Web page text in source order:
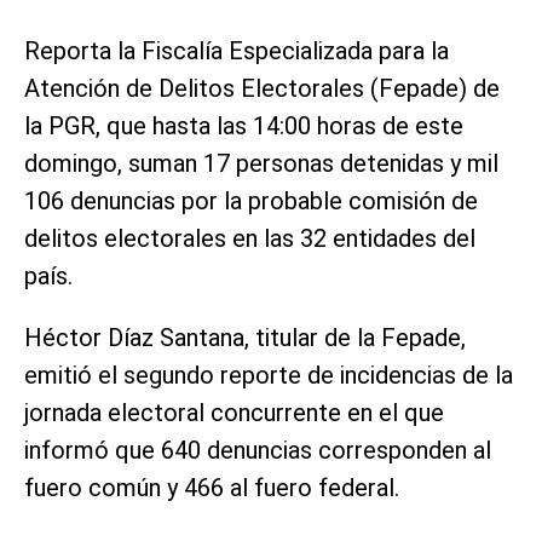
Reporta la Fiscalía Especializada para la
Atención de Delitos Electorales (Fepade) de
la PGR, que hasta las 14:00 horas de este
domingo, suman 17 personas detenidas y mil
106 denuncias por la probable comisión de
delitos electorales en las 32 entidades del
país.
Héctor Díaz Santana, titular de la Fepade,
emitió el segundo reporte de incidencias de la
jornada electoral concurrente en el que
informó que 640 denuncias corresponden al
fuero común y 466 al fuero federal.